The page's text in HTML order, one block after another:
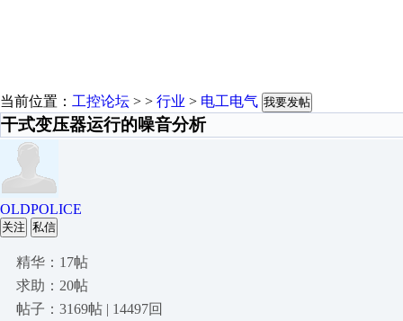
当前位置： 工控论坛 > > 行业 > 电工电气 我要发帖
干式变压器运行的噪音分析
OLDPOLICE
关注 私信
精华：17帖
求助：20帖
帖子：3169帖 | 14497回